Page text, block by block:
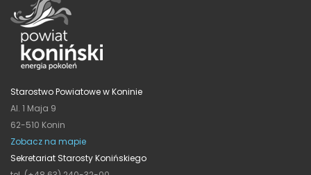
Starostwo Powiatowe w Koninie
Al. 1 Maja 9
62-510 Konin
Zobacz na mapie
Sekretariat Starosty Konińskiego